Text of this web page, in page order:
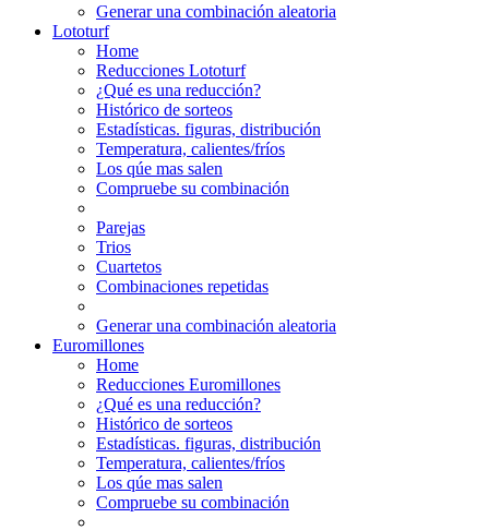
Generar una combinación aleatoria
Lototurf
Home
Reducciones Lototurf
¿Qué es una reducción?
Histórico de sorteos
Estadísticas. figuras, distribución
Temperatura, calientes/fríos
Los qúe mas salen
Compruebe su combinación
Parejas
Trios
Cuartetos
Combinaciones repetidas
Generar una combinación aleatoria
Euromillones
Home
Reducciones Euromillones
¿Qué es una reducción?
Histórico de sorteos
Estadísticas. figuras, distribución
Temperatura, calientes/fríos
Los qúe mas salen
Compruebe su combinación